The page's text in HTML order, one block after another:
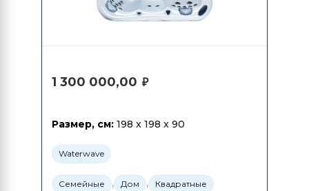
1 300 000,00 ₽
Размер, см: 198 x 198 x 90
Waterwave
Семейные , Дом , Квадратные